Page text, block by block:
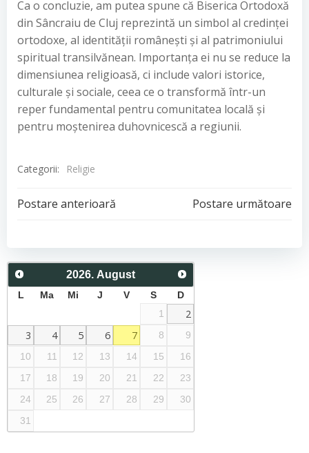
Ca o concluzie, am putea spune că Biserica Ortodoxă
din Sâncraiu de Cluj reprezintă un simbol al credinței
ortodoxe, al identității românești și al patrimoniului
spiritual transilvănean. Importanța ei nu se reduce la
dimensiunea religioasă, ci include valori istorice,
culturale și sociale, ceea ce o transformă într-un
reper fundamental pentru comunitatea locală și
pentru moștenirea duhovnicescă a regiunii.
Categorii: Religie
Post
navigation
Postare anterioară
Post
navigation
Postare următoare
2026. August
L Ma Mi J V S
D
1
2
3
4 5 6 7 8
9
10
11 12 13 14 15
16
17
18 19 20 21 22
23
24
25 26 27 28 29
30
31